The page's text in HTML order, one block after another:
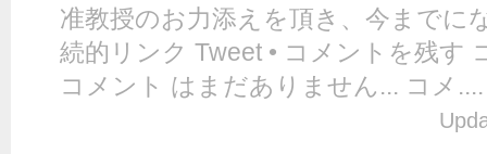
准教授のお力添えを頂き、今までに
続的リンク Tweet • コメントを残す
コメント はまだありません... コメ....